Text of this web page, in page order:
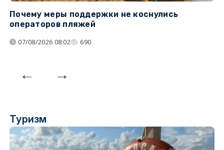
Почему меры поддержки не коснулись
операторов пляжей
07/08/2026 08:02 690
Туризм